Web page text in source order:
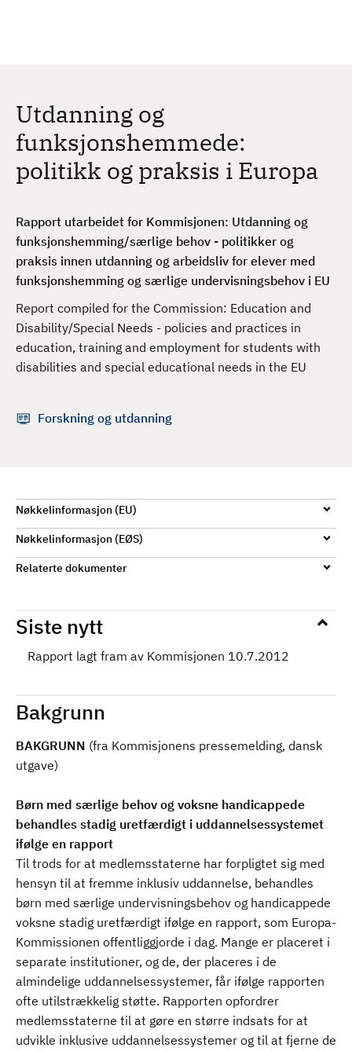
Utdanning og
funksjonshemmede:
politikk og praksis i Europa
Rapport utarbeidet for Kommisjonen: Utdanning og
funksjonshemming/særlige behov - politikker og
praksis innen utdanning og arbeidsliv for elever med
funksjonshemming og særlige undervisningsbehov i EU
Report compiled for the Commission: Education and
Disability/Special Needs - policies and practices in
education, training and employment for students with
disabilities and special educational needs in the EU
Forskning og utdanning
Nøkkelinformasjon (EU)
Nøkkelinformasjon (EØS)
Relaterte dokumenter
Siste nytt
Rapport lagt fram av Kommisjonen 10.7.2012
Bakgrunn
BAKGRUNN (fra Kommisjonens pressemelding, dansk
utgave)
Børn med særlige behov og voksne handicappede
behandles stadig uretfærdigt i uddannelsessystemet
ifølge en rapport
Til trods for at medlemsstaterne har forpligtet sig med
hensyn til at fremme inklusiv uddannelse, behandles
børn med særlige undervisningsbehov og handicappede
voksne stadig uretfærdigt ifølge en rapport, som Europa-
Kommissionen offentliggjorde i dag. Mange er placeret i
separate institutioner, og de, der placeres i de
almindelige uddannelsessystemer, får ifølge rapporten
ofte utilstrækkelig støtte. Rapporten opfordrer
medlemsstaterne til at gøre en større indsats for at
udvikle inklusive uddannelsessystemer og til at fjerne de